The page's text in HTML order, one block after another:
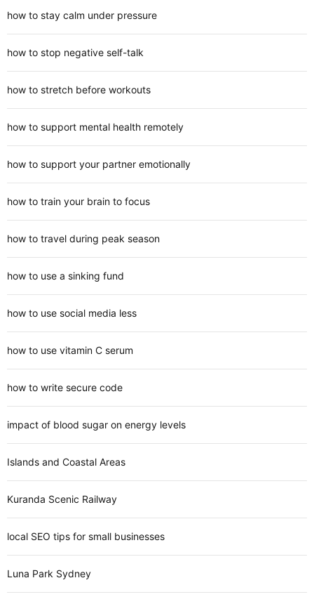
how to stay calm under pressure
how to stop negative self-talk
how to stretch before workouts
how to support mental health remotely
how to support your partner emotionally
how to train your brain to focus
how to travel during peak season
how to use a sinking fund
how to use social media less
how to use vitamin C serum
how to write secure code
impact of blood sugar on energy levels
Islands and Coastal Areas
Kuranda Scenic Railway
local SEO tips for small businesses
Luna Park Sydney